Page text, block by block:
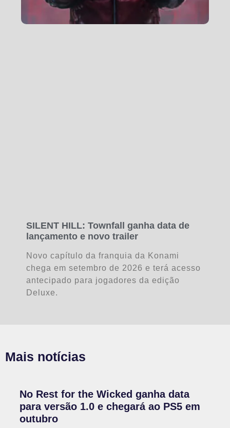
SILENT HILL: Townfall ganha data de
lançamento e novo trailer
Novo capítulo da franquia da Konami
chega em setembro de 2026 e terá acesso
antecipado para jogadores da edição
Deluxe.
Mais notícias
No Rest for the Wicked ganha data
para versão 1.0 e chegará ao PS5 em
outubro